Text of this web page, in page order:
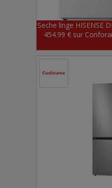
Seche linge HISENSE
454.99 € sur